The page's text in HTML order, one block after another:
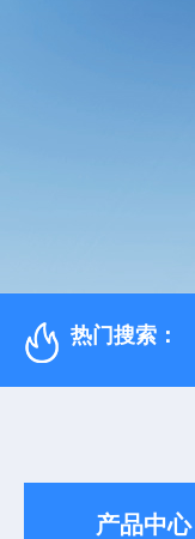
热门搜索：
产品中心